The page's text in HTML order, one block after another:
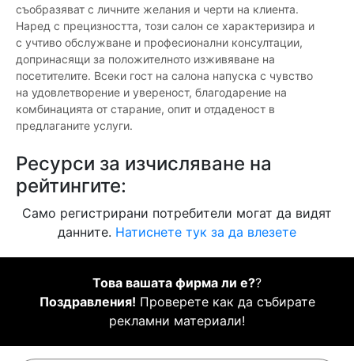
съобразяват с личните желания и черти на клиента.
Наред с прецизността, този салон се характеризира и
с учтиво обслужване и професионални консултации,
допринасящи за положителното изживяване на
посетителите. Всеки гост на салона напуска с чувство
на удовлетворение и увереност, благодарение на
комбинацията от старание, опит и отдаденост в
предлаганите услуги.
Ресурси за изчисляване на
рейтингите:
Само регистрирани потребители могат да видят
данните. Натиснете тук за да влезете
Това вашата фирма ли е??
Поздравления! Проверете как да събирате
рекламни материали!